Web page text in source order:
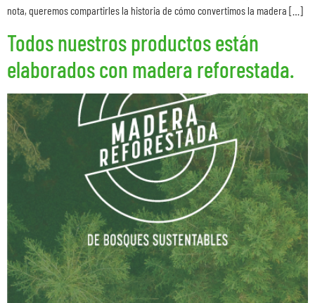
nota, queremos compartirles la historia de cómo convertimos la madera […]
Todos nuestros productos están
elaborados con madera reforestada.